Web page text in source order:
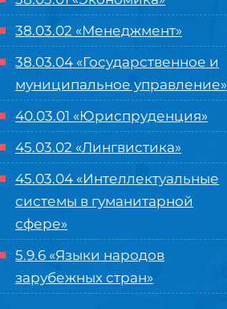
38.03.02 «Менеджмент»
38.03.04 «Государственное и
муниципальное управление»
40.03.01 «Юриспруденция»
45.03.02 «Лингвистика»
45.03.04 «Интеллектуальные
системы в гуманитарной
сфере»
5.9.6 «Языки народов
зарубежных стран»